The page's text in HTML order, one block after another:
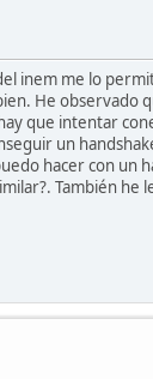
inem me lo
He observado
que intentar
un
hacer con un
También he